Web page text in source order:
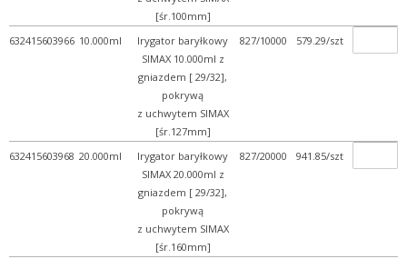
+ Pozostałe szkło labor...
+ Półfabrykaty szklane
+ Rozdzielacze i wkraplac...
+ Szkiełka mikroskopowe
[śr.100mm]
632415603966 10.000ml
Irygator baryłkowy
SIMAX 10.000ml z
gniazdem [ 29/32],
pokrywą
z uchwytem SIMAX
[śr.127mm]
827/10000 579.29/szt
632415603968 20.000ml
Irygator baryłkowy
SIMAX 20.000ml z
gniazdem [ 29/32],
pokrywą
z uchwytem SIMAX
[śr.160mm]
827/20000 941.85/szt